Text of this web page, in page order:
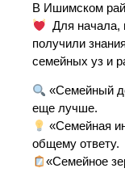
В Ишимском
Для начала,
получили
семейных уз и
«Семейный
еще лучше.
«Семейная
общему ответу.
«Семейное